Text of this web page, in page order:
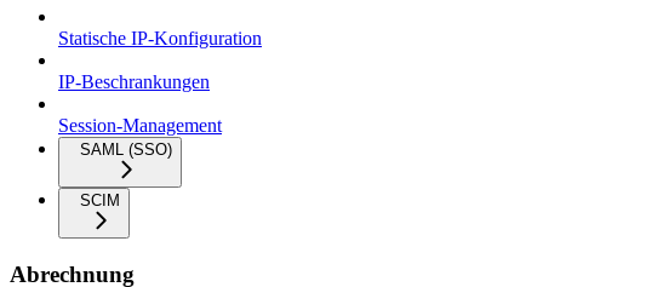
Statische IP-Konfiguration
IP-Beschrankungen
Session-Management
SAML (SSO)
SCIM
Abrechnung